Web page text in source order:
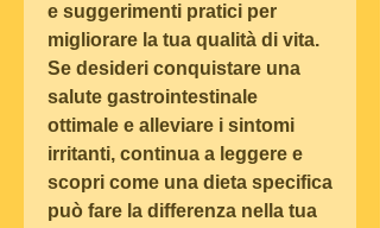
e suggerimenti pratici per
migliorare la tua qualità di vita.
Se desideri conquistare una
salute gastrointestinale
ottimale e alleviare i sintomi
irritanti, continua a leggere e
scopri come una dieta specifica
può fare la differenza nella tua